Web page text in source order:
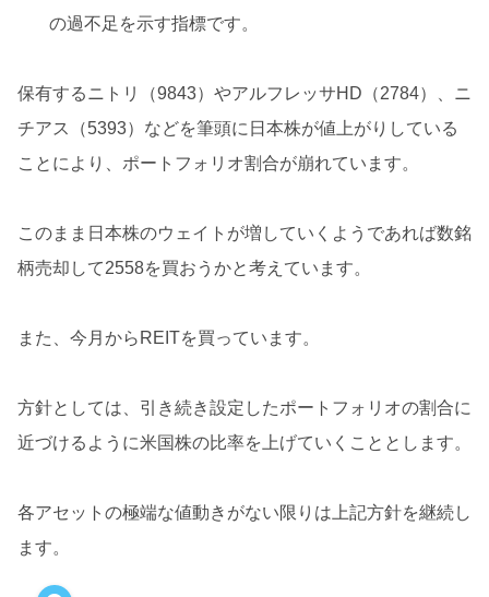
の過不足を示す指標です。
保有するニトリ（9843）やアルフレッサHD（2784）、ニ
チアス（5393）などを筆頭に日本株が値上がりしている
ことにより、ポートフォリオ割合が崩れています。
このまま日本株のウェイトが増していくようであれば数銘
柄売却して2558を買おうかと考えています。
また、今月からREITを買っています。
方針としては、引き続き設定したポートフォリオの割合に
近づけるように米国株の比率を上げていくこととします。
各アセットの極端な値動きがない限りは上記方針を継続し
ます。